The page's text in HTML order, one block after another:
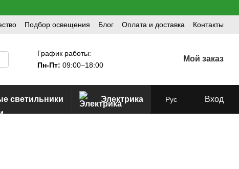
Подбор освещения Блог Оплата и доставка Контакты
График работы:
Пн-Пт:09:00–18:00
Мой заказ
светильники Электрика Рус Вход